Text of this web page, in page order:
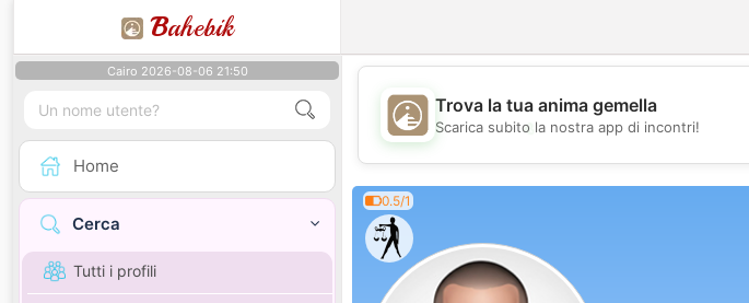
Bahebik
Cairo 2026-08-06 21:50
Home
Cerca
Tutti i profili
💖
Trova la tua anima gemella
Scarica subito la nostra app di incontri!
0.5/1